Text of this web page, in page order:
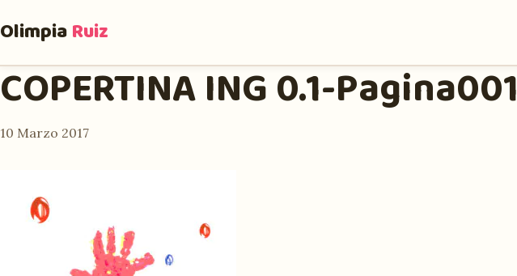
OlimpiaRuiz
COPERTINA ING 0.1-Pagina001
10 Marzo 2017